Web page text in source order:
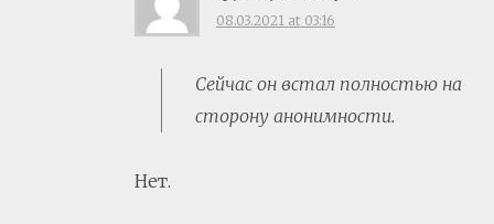
08.03.2021 at 03:16
Сейчас он встал полностью на
сторону анонимности.
Нет.